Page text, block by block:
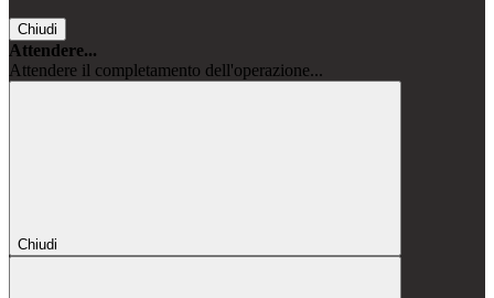
Chiudi
Attendere...
Attendere il completamento dell'operazione...
Chiudi